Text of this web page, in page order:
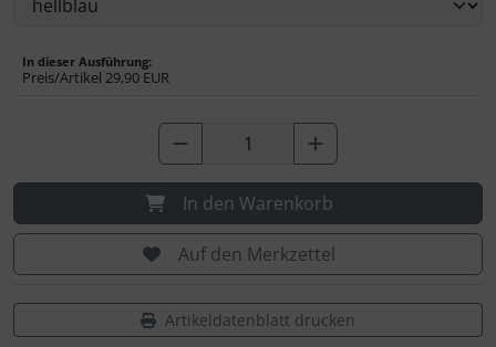
In dieser Ausführung:
Preis/Artikel 29,90 EUR
In den Warenkorb
Auf den Merkzettel
Artikeldatenblatt drucken
Tapes und Tuning
Transponder
Warn- und Schutzfolien
Sonstiges